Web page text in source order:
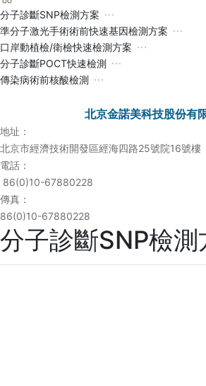
分子診斷SNP檢測方案
準分子激光手術術前快速基因檢測方案
口岸動植檢/衛檢快速檢測方案
分子診斷POCT快速檢測
傳染病術前核酸檢測
北京金諾美科技股份有
地址：
北京市經濟技術開發區經海四路25號院16號樓
電話：
86(0)10-67880228
傳真：
86(0)10-67880228
分子診斷SNP檢測